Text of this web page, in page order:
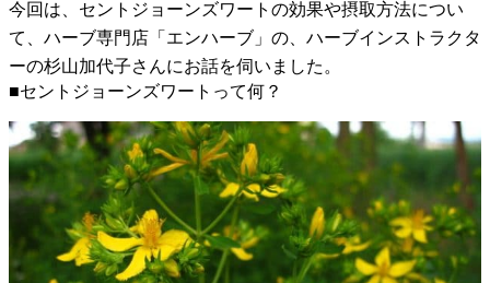
今回は、セントジョーンズワートの効果や摂取方法につい
て、ハーブ専門店「エンハーブ」の、ハーブインストラクタ
ーの杉山加代子さんにお話を伺いました。
■セントジョーンズワートって何？